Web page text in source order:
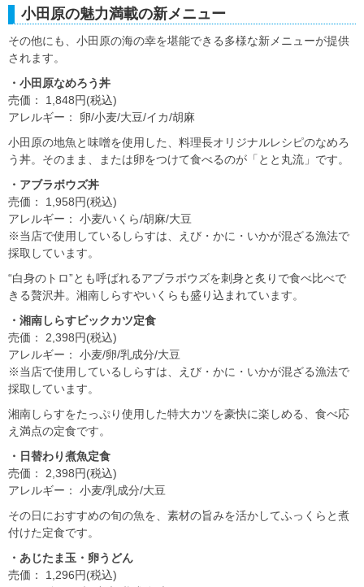
小田原の魅力満載の新メニュー
その他にも、小田原の海の幸を堪能できる多様な新メニューが提供
されます。
・小田原なめろう丼
売価： 1,848円(税込)
アレルギー： 卵/小麦/大豆/イカ/胡麻
小田原の地魚と味噌を使用した、料理長オリジナルレシピのなめろ
う丼。そのまま、または卵をつけて食べるのが「とと丸流」です。
・アブラボウズ丼
売価： 1,958円(税込)
アレルギー： 小麦/いくら/胡麻/大豆
※当店で使用しているしらすは、えび・かに・いかが混ざる漁法で
採取しています。
“白身のトロ”とも呼ばれるアブラボウズを刺身と炙りで食べ比べで
きる贅沢丼。湘南しらすやいくらも盛り込まれています。
・湘南しらすビックカツ定食
売価： 2,398円(税込)
アレルギー： 小麦/卵/乳成分/大豆
※当店で使用しているしらすは、えび・かに・いかが混ざる漁法で
採取しています。
湘南しらすをたっぷり使用した特大カツを豪快に楽しめる、食べ応
え満点の定食です。
・日替わり煮魚定食
売価： 2,398円(税込)
アレルギー： 小麦/乳成分/大豆
その日におすすめの旬の魚を、素材の旨みを活かしてふっくらと煮
付けた定食です。
・あじたま玉・卵うどん
売価： 1,296円(税込)